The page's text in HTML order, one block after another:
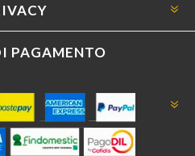
PAGAMENTO